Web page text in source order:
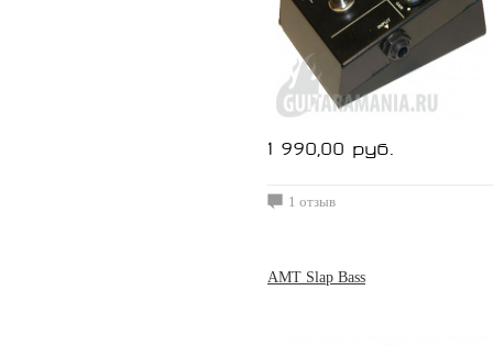
1 990,00 руб.
1 отзыв
AMT Slap Bass